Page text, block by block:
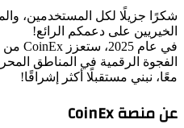
شكرًا جزيلًا لكل المستخدمين،
الخيريين على دعمكم الرائع!
الفجوة الرقمية في المناطق
معًا، نبني مستقبلًا أكثر إشراقًا!
عن منصة CoinEx